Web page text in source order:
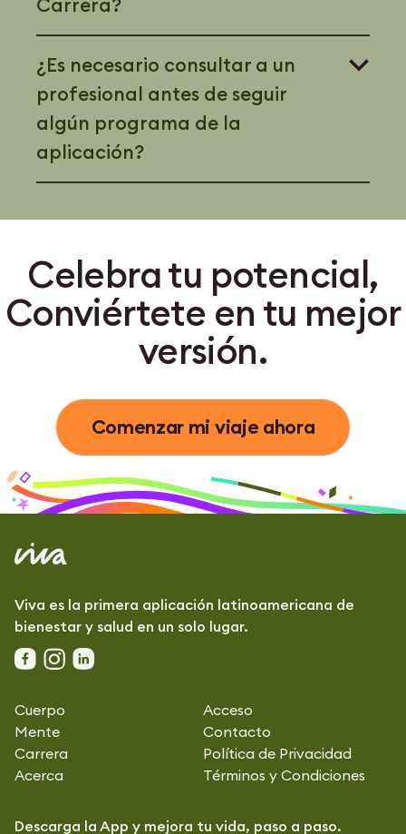
¿Es necesario consultar a un
profesional antes de seguir
algún programa de la
aplicación?
Celebra tu potencial,
Conviértete en tu mejor
versión.
Comenzar mi viaje ahora
Viva es la primera aplicación latinoamericana de
bienestar y salud en un solo lugar.
Cuerpo
Mente
Carrera
Acerca
Acceso
Contacto
Política de Privacidad
Términos y Condiciones
Descarga la App y mejora tu vida, paso a paso.